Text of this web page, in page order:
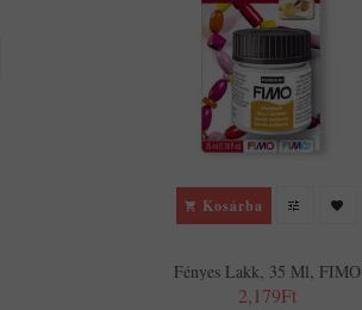
Kosárba
Fényes Lakk, 35 Ml, FIMO
2,179Ft